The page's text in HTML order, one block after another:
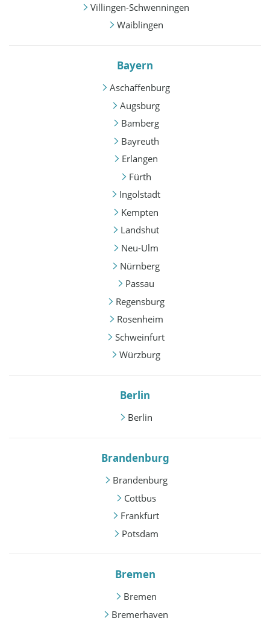
Villingen-Schwenningen
Waiblingen
Bayern
Aschaffenburg
Augsburg
Bamberg
Bayreuth
Erlangen
Fürth
Ingolstadt
Kempten
Landshut
Neu-Ulm
Nürnberg
Passau
Regensburg
Rosenheim
Schweinfurt
Würzburg
Berlin
Berlin
Brandenburg
Brandenburg
Cottbus
Frankfurt
Potsdam
Bremen
Bremen
Bremerhaven